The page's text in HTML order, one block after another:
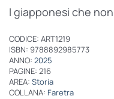
I giapponesi che
CODICE: ART1219
ISBN: 9788892985773
ANNO: 2025
PAGINE: 216
AREA: Storia
COLLANA: Faretra